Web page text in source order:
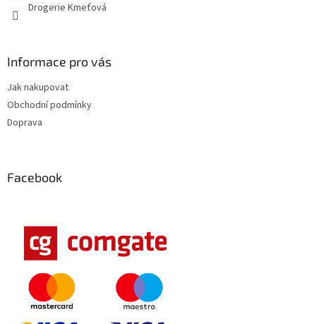
Drogerie Kmeťová
Informace pro vás
Jak nakupovat
Obchodní podmínky
Doprava
Facebook